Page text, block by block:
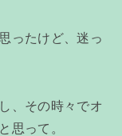
ったけど、迷っ
、その時々でオ
思って。